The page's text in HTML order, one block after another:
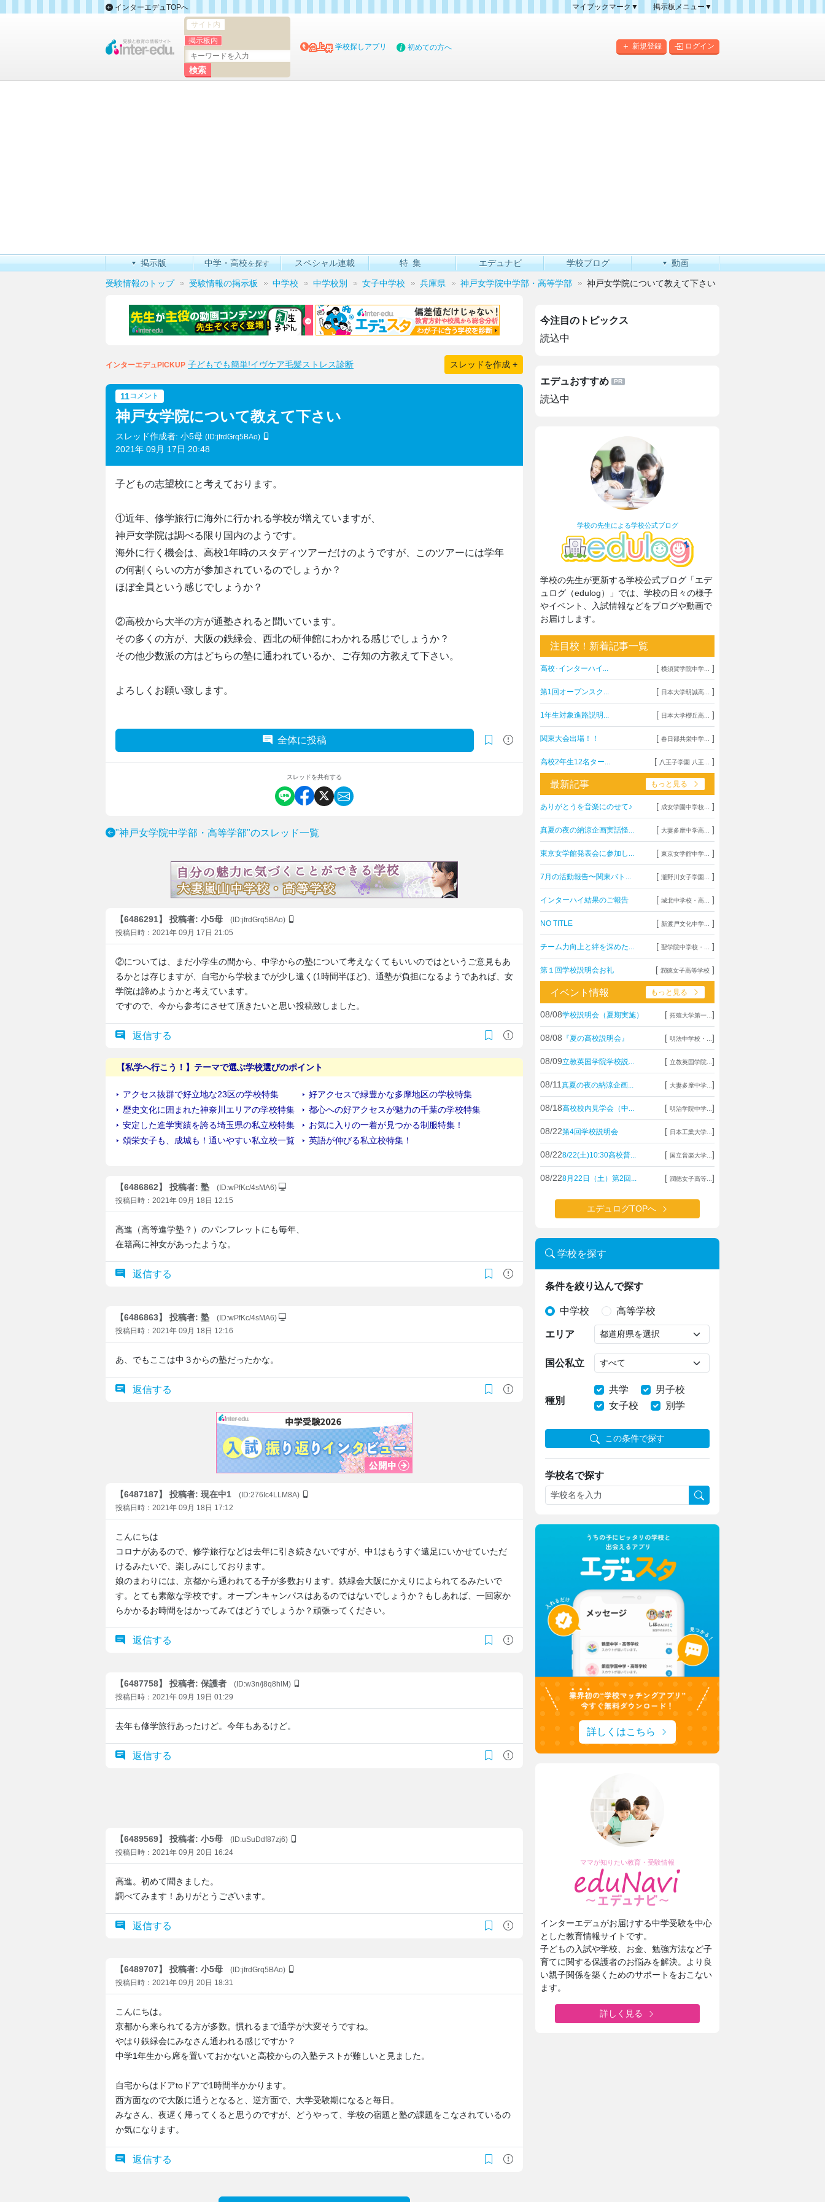
インターエデュTOPへ
マイブックマーク▼
掲示板メニュー▼
掲示板マップ
新規登録 ログイン
サイト内
掲示板内
学校探しアプリ 初めての方へ
掲示版 中学・高校を探す スペシャル連載 特集 エデュナビ 学校ブログ 動画
受験情報のトップ 受験情報の掲示板 中学校 中学校別 女子中学校 兵庫県 神戸女学院中学部・高等学部 神戸女学院について教えて下さい
インターエデュPICKUP 子どもでも簡単!イヴケア毛髪ストレス診断 スレッドを作成 +
11コメント
神戸女学院について教えて下さい
スレッド作成者: 小5母 (ID:jfrdGrq5BAo)
2021年 09月 17日 20:48
子どもの志望校にと考えております。
①近年、修学旅行に海外に行かれる学校が増えていますが、
神戸女学院は調べる限り国内のようです。
海外に行く機会は、高校1年時のスタディツアーだけのようですが、このツアーには学年
の何割くらいの方が参加されているのでしょうか？
ほぼ全員という感じでしょうか？
②高校から大半の方が通塾されると聞いています。
その多くの方が、大阪の鉄緑会、西北の研伸館にわかれる感じでしょうか？
その他少数派の方はどちらの塾に通われているか、ご存知の方教えて下さい。
よろしくお願い致します。
全体に投稿
スレッドを共有する
"神戸女学院中学部・高等学部"のスレッド一覧
【6486291】 投稿者: 小5母
(ID:jfrdGrq5BAo)
投稿日時：2021年 09月 17日 21:05
②については、まだ小学生の間から、中学からの塾について考えなくてもいいのではというご意見もあ
るかとは存じますが、自宅から学校までが少し遠く(1時間半ほど)、通塾が負担になるようであれば、女
学院は諦めようかと考えています。
ですので、今から参考にさせて頂きたいと思い投稿致しました。
返信する
【6486862】 投稿者: 塾
(ID:wPfKc/4sMA6)
投稿日時：2021年 09月 18日 12:15
高進（高等進学塾？）のパンフレットにも毎年、
在籍高に神女があったような。
返信する
【6486863】 投稿者: 塾
(ID:wPfKc/4sMA6)
投稿日時：2021年 09月 18日 12:16
あ、でもここは中３からの塾だったかな。
返信する
【6487187】 投稿者: 現在中1
(ID:276Ic4LLM8A)
投稿日時：2021年 09月 18日 17:12
こんにちは
コロナがあるので、修学旅行などは去年に引き続きないですが、中1はもうすぐ遠足にいかせていただ
けるみたいで、楽しみにしております。
娘のまわりには、京都から通われてる子が多数おります。鉄緑会大阪にかえりによられてるみたいで
す。とても素敵な学校です。オープンキャンパスはあるのではないでしょうか？もしあれば、一回家か
らかかるお時間をはかってみてはどうでしょうか？頑張ってください。
返信する
【6487758】 投稿者: 保護者
(ID:w3n/j8q8hlM)
投稿日時：2021年 09月 19日 01:29
去年も修学旅行あったけど。今年もあるけど。
返信する
【6489569】 投稿者: 小5母
(ID:uSuDdf87zj6)
投稿日時：2021年 09月 20日 16:24
高進。初めて聞きました。
調べてみます！ありがとうございます。
返信する
【6489707】 投稿者: 小5母
(ID:jfrdGrq5BAo)
投稿日時：2021年 09月 20日 18:31
こんにちは。
京都から来られてる方が多数。慣れるまで通学が大変そうですね。
やはり鉄緑会にみなさん通われる感じですか？
中学1年生から席を置いておかないと高校からの入塾テストが難しいと見ました。
自宅からはドアtoドアで1時間半かかります。
西方面なので大阪に通うとなると、逆方面で、大学受験期になると毎日。
みなさん、夜遅く帰ってくると思うのですが、どうやって、学校の宿題と塾の課題をこなされているの
か気になります。
返信する
今注目のトピックス
読込中
エデュおすすめ
読込中
学校の先生による学校公式ブログ
学校の先生が更新する学校公式ブログ「エデ
ュログ（edulog）」では、学校の日々の様子
やイベント、入試情報などをブログや動画で
お届けします。
注目校！新着記事一覧
高校･インターハイ... [ 横須賀学院中学... ]
第1回オープンスク... [ 日本大学明誠高... ]
1年生対象進路説明... [ 日本大学櫻丘高... ]
関東大会出場！！ [ 春日部共栄中学... ]
高校2年生12名ター... [ 八王子学園 八王... ]
最新記事 もっと見る
ありがとうを音楽にのせて♪ [ 成女学園中学校... ]
真夏の夜の納涼企画実話怪... [ 大妻多摩中学高... ]
東京女学館発表会に参加し... [ 東京女学館中学... ]
7月の活動報告〜関東バト... [ 瀧野川女子学園... ]
インターハイ結果のご報告 [ 城北中学校・高... ]
NO TITLE [ 新渡戸文化中学... ]
チーム力向上と絆を深めた... [ 聖学院中学校・... ]
第１回学校説明会お礼 [ 潤徳女子高等学校 ]
イベント情報 もっと見る
08/08学校説明会（夏期実施） [ 拓殖大学第一... ]
08/08 『夏の高校説明会』 [ 明法中学校・... ]
08/09立教英国学院学校説... [ 立教英国学院... ]
08/11 真夏の夜の納涼企画... [ 大妻多摩中学... ]
08/18高校校内見学会（中... [ 明治学院中学... ]
08/22第4回学校説明会 [ 日本工業大学... ]
08/228/22(土)10:30高校普... [ 国立音楽大学... ]
08/228月22日（土）第2回... [ 潤徳女子高等... ]
エデュログTOPへ
学校を探す
条件を絞り込んで探す
中学校 高等学校
エリア
国公私立
種別
共学
男子校
女子校
別学
この条件で探す
学校名で探す
詳しくはこちら
ママが知りたい教育・受験情報
インターエデュがお届けする中学受験を中心
とした教育情報サイトです。
子どもの入試や学校、お金、勉強方法など子
育てに関する保護者のお悩みを解決。より良
い親子関係を築くためのサポートをおこない
ます。
詳しく見る